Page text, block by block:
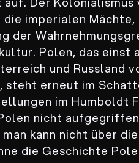
die imperialen Mächte,
der
Polen, das einst
und Russland
steht erneut im
im Humboldt
nicht
kann nicht über
die Geschichte